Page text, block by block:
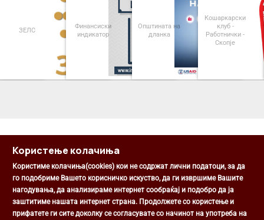
ЗЕЛС
Финансиски
индикатор
Општината на
дланка
Кошаркарски
клуб -
Работнички -
Скопје
Општина Центар
Михаил Цоков бр. 1, Скопје
Користење колачиња
Користиме колачиња(cookies) кои не содржат лични податоци, за да
го подобриме Вашето корисничко искуство, да ги извршиме Вашите
нагодувања, да анализираме интернет сообраќај и подобро да ја
заштитиме нашата интернет страна. Продолжете со користење и
прифатете ги сите доколку се согласувате со начинот на употреба на